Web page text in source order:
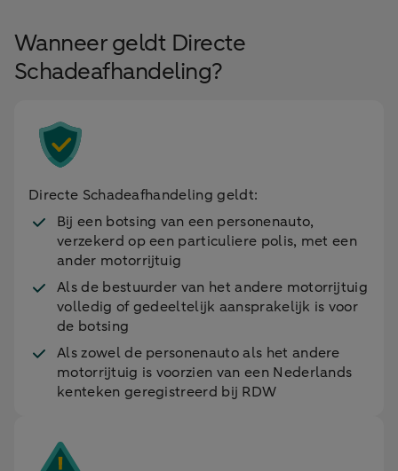
Wanneer geldt Directe
Schadeafhandeling?
Directe Schadeafhandeling geldt:
Bij een botsing van een personenauto,
verzekerd op een particuliere polis, met een
ander motorrijtuig
Als de bestuurder van het andere motorrijtuig
volledig of gedeeltelijk aansprakelijk is voor
de botsing
Als zowel de personenauto als het andere
motorrijtuig is voorzien van een Nederlands
kenteken geregistreerd bij RDW